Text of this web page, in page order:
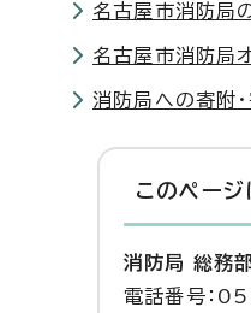
名古屋市消防局
名古屋市消防局
消防局への寄附
このページ
消防局 総務
電話番号：